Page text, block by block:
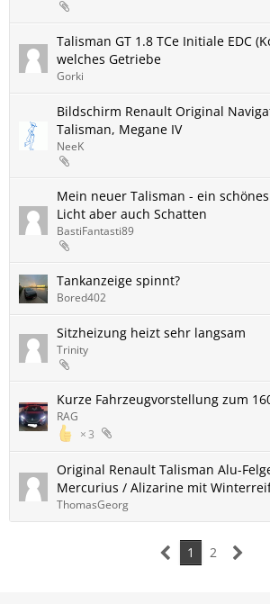
Talisman GT 1.8 TCe Initiale EDC
welches Getriebe
Gorki
Bildschirm Renault Original
Talisman, Megane IV
NeeK
Mein neuer Talisman - ein
Licht aber auch Schatten
BastiFantasti89
Tankanzeige spinnt?
Bored402
Sitzheizung heizt sehr langsam
Trinity
Kurze Fahrzeugvorstellung zum
3
RAG
Original Renault Talisman Alu-
Mercurius / Alizarine mit
ThomasGeorg
1 2